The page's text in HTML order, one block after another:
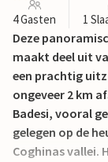
4 Gasten 1
Deze
maakt deel uit
een prachtig
ongeveer 2 km
Badesi, vooral
gelegen op de
Coghinas vallei.